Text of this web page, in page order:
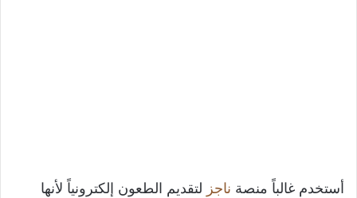
أستخدم غالباً منصة ناجز لتقديم الطعون إلكترونياً لأنها